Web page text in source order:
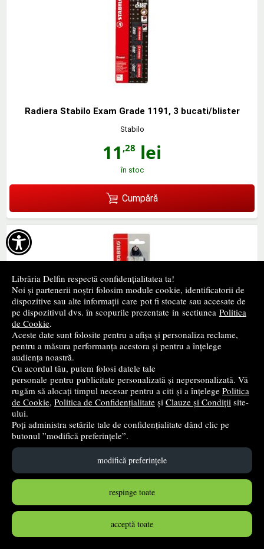

Librăria Delfin respectă confidențialitatea ta!
Noi și partenerii noștri folosim module cookie, identificatorii de
dispozitive sau alte informații care pot fi stocate sau accesate de
pe dispozitivul dvs. în scopurile prezentate in sectiunea Politica
de Cookie.
Aceste date sunt folosite pentru a afișa și personaliza reclame,
pentru a măsura performanța acestora și pentru a înțelege
audiența noastră.
Cu acordul tău, putem folosi datele tale
personale pentru publicitate personalizată și nepersonalizată. Vă
rugăm să alocați timpul necesar pentru a citi și a înțelege Politica
de Cookie, Politica de Confidențialitate și Clauze și Condiții site-
ului.
Poți administra setările tale de confidențialitate dând clic pe
butonul ”modifică preferințele”.
modifică preferințele
respinge toate
acceptă toate
Radiera Stabilo Exam Grade 1191, 3 bucati/blister
Stabilo
11 ,28 lei
în stoc
Cumpără
Pix fara mecanism Stabilo Galaxy 818, M, 0. 45 mm, 3
culori/blister, albastru, negru, rosu
Stabilo
9,20lei
în stoc
Cumpără